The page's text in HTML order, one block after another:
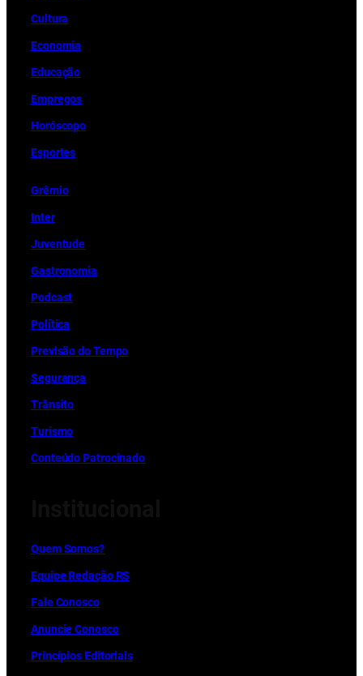
Cultura
Economia
Educação
Empregos
Horóscopo
Esportes
Grêmio
Inter
Juventude
Gastronomia
Podcast
Política
Previsão do Tempo
Segurança
Trânsito
Turismo
Conteúdo Patrocinado
Quem Somos?
Equipe Redação RS
Fale Conosco
Anuncie Conosco
Princípios Editoriais